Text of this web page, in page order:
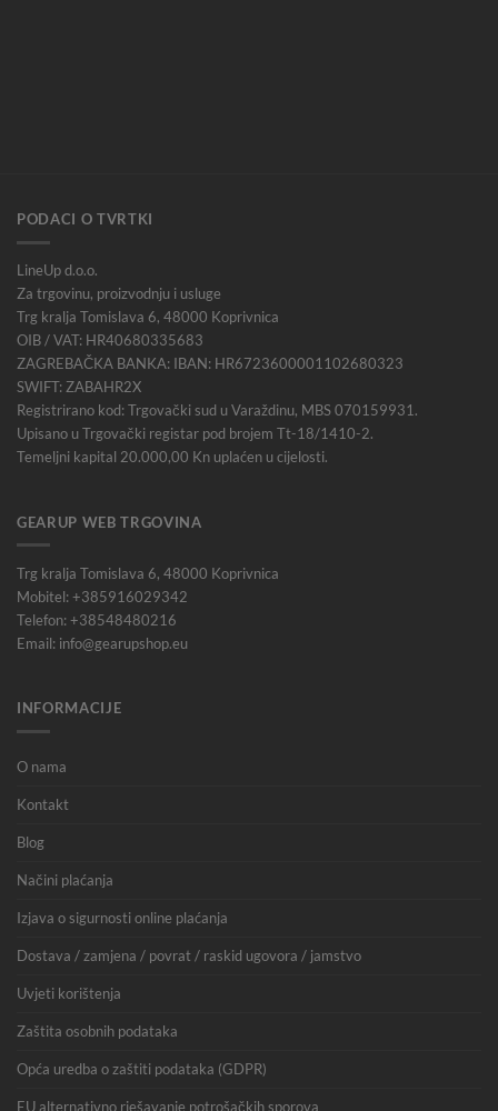
PODACI O TVRTKI
LineUp d.o.o.
Za trgovinu, proizvodnju i usluge
Trg kralja Tomislava 6, 48000 Koprivnica
OIB / VAT: HR40680335683
ZAGREBAČKA BANKA: IBAN: HR6723600001102680323
SWIFT: ZABAHR2X
Registrirano kod: Trgovački sud u Varaždinu, MBS 070159931.
Upisano u Trgovački registar pod brojem Tt-18/1410-2.
Temeljni kapital 20.000,00 Kn uplaćen u cijelosti.
GEARUP WEB TRGOVINA
Trg kralja Tomislava 6, 48000 Koprivnica
Mobitel: +385916029342
Telefon: +38548480216
Email: info@gearupshop.eu
INFORMACIJE
O nama
Kontakt
Blog
Načini plaćanja
Izjava o sigurnosti online plaćanja
Dostava / zamjena / povrat / raskid ugovora / jamstvo
Uvjeti korištenja
Zaštita osobnih podataka
Opća uredba o zaštiti podataka (GDPR)
EU alternativno rješavanje potrošačkih sporova